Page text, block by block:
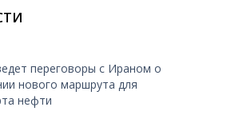
переговоры с Ираном о
нового маршрута для
нефти